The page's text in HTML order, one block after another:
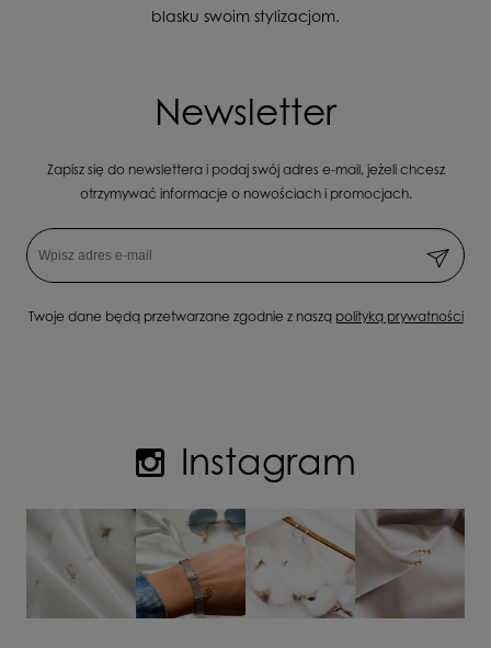
blasku swoim stylizacjom.
Newsletter
Zapisz się do newslettera i podaj swój adres e-mail, jeżeli chcesz
otrzymywać informacje o nowościach i promocjach.
Twoje dane będą przetwarzane zgodnie z naszą polityką prywatności
Instagram